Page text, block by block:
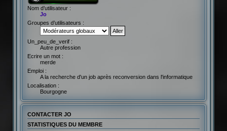
Nom d’utilisateur :
Jo
Groupes d’utilisateurs :
Un_peu_de_verif :
Autre profession
Ecrire un mot :
merde
Emploi :
A la recherche d'un job après reconversion dans l'informatique
Localisation :
Bourgogne
CONTACTER JO
STATISTIQUES DU MEMBRE